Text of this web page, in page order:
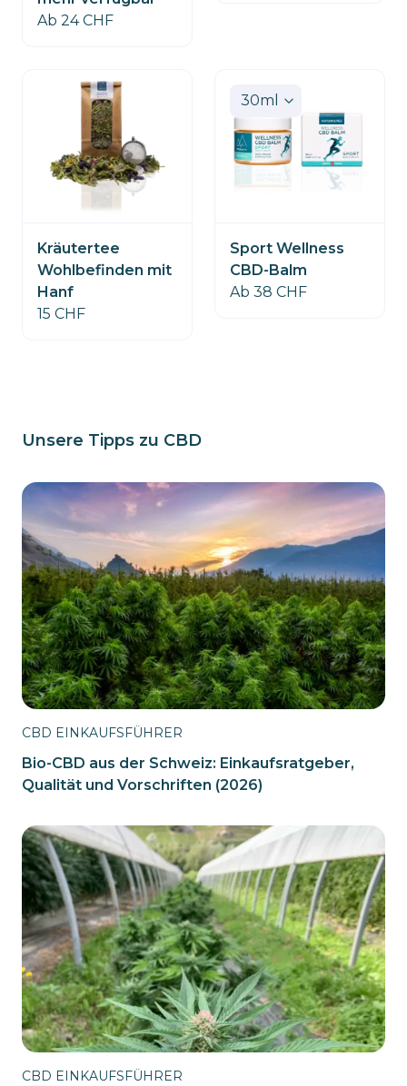
Ab 24 CHF
Kräutertee
Wohlbefinden mit
Hanf
15 CHF
Sport Wellness
CBD-Balm
Ab 38 CHF
Unsere Tipps zu CBD
CBD EINKAUFSFÜHRER
Bio-CBD aus der Schweiz: Einkaufsratgeber,
Qualität und Vorschriften (2026)
CBD EINKAUFSFÜHRER